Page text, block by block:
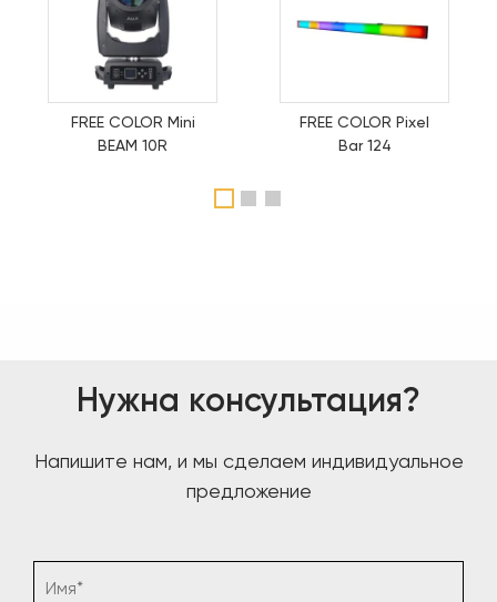
FREE COLOR Mini
BEAM 10R
FREE COLOR Pixel
Bar 124
1 2 3
Нужна консультация?
Напишите нам, и мы сделаем индивидуальное
предложение